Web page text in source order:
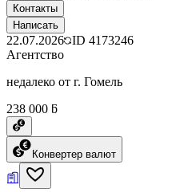
Контакты
Написать
22.07.2026 ID 4173246
Агентство
недалеко от г. Гомель
238 000 ƃ
Конвертер валют